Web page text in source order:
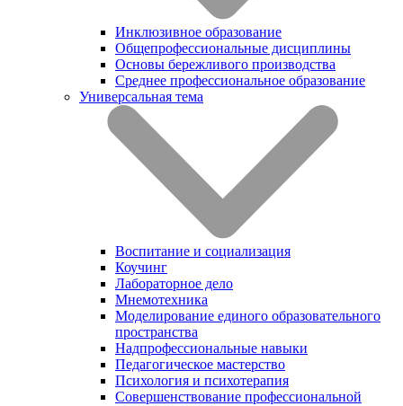
Инклюзивное образование
Общепрофессиональные дисциплины
Основы бережливого производства
Среднее профессиональное образование
Универсальная тема
Воспитание и социализация
Коучинг
Лабораторное дело
Мнемотехника
Моделирование единого образовательного
пространства
Надпрофессиональные навыки
Педагогическое мастерство
Психология и психотерапия
Совершенствование профессиональной